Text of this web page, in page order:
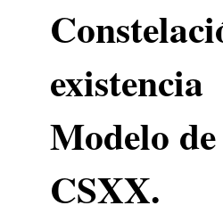
Modelo
CSXX.